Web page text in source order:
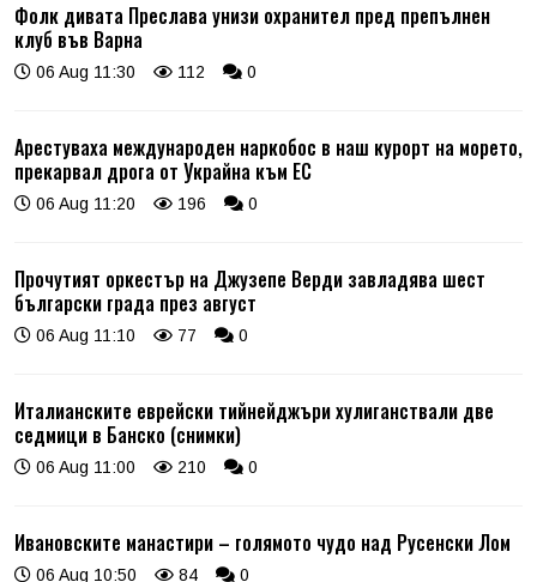
Фолк дивата Преслава унизи охранител пред препълнен
клуб във Варна
06 Aug 11:30 112 0
Арестуваха международен наркобос в наш курорт на морето,
прекарвал дрога от Украйна към ЕС
06 Aug 11:20 196 0
Прочутият оркестър на Джузепе Верди завладява шест
български града през август
06 Aug 11:10 77 0
Италианските еврейски тийнейджъри хулиганствали две
седмици в Банско (снимки)
06 Aug 11:00 210 0
Ивановските манастири – голямото чудо над Русенски Лом
06 Aug 10:50 84 0